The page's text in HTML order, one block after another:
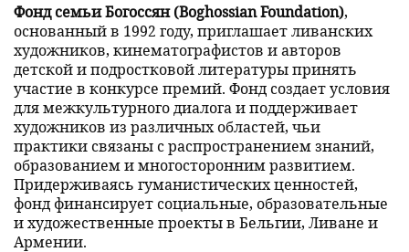
Фонд семьи Богоссян (Boghossian Foundation),
основанный в 1992 году, приглашает ливанских
художников, кинематографистов и авторов
детской и подростковой литературы принять
участие в конкурсе премий. Фонд создает условия
для межкультурного диалога и поддерживает
художников из различных областей, чьи
практики связаны с распространением знаний,
образованием и многосторонним развитием.
Придерживаясь гуманистических ценностей,
фонд финансирует социальные, образовательные
и художественные проекты в Бельгии, Ливане и
Армении.